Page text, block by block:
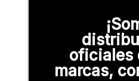
oficiales
marcas,